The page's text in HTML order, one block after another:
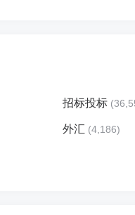
招标投标
外汇 (4,186)